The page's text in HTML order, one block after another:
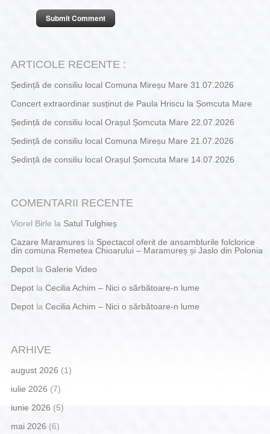
ARTICOLE RECENTE :
Ședință de consiliu local Comuna Mireșu Mare 31.07.2026
Concert extraordinar susținut de Paula Hriscu la Șomcuta Mare
Ședință de consiliu local Orașul Șomcuta Mare 22.07.2026
Ședință de consiliu local Comuna Mireșu Mare 21.07.2026
Ședință de consiliu local Orașul Șomcuta Mare 14.07.2026
COMENTARII RECENTE
Viorel Birle la Satul Tulghieș
Cazare Maramuresla Spectacol oferit de ansamblurile folclorice
din comuna Remetea Chioarului – Maramureș și Jaslo din Polonia
Depotla Galerie Video
Depotla Cecilia Achim – Nici o sărbătoare-n lume
Depotla Cecilia Achim – Nici o sărbătoare-n lume
ARHIVE
august 2026 (1)
iulie 2026 (7)
iunie 2026 (5)
mai 2026 (6)